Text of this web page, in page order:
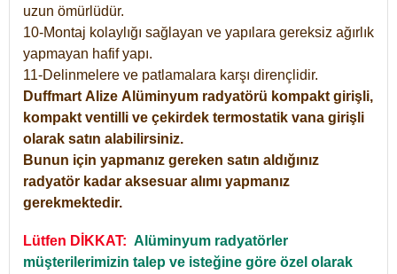
uzun ömürlüdür.
10-Montaj kolaylığı sağlayan ve yapılara gereksiz ağırlık
yapmayan hafif yapı.
11-Delinmelere ve patlamalara karşı dirençlidir.
Duffmart Alize Alüminyum radyatörü kompakt girişli,
kompakt ventilli ve çekirdek termostatik vana girişli
olarak satın alabilirsiniz.
Bunun için yapmanız gereken satın aldığınız
radyatör kadar aksesuar alımı yapmanız
gerekmektedir.
Lütfen DİKKAT: Alüminyum radyatörler
müşterilerimizin talep ve isteğine göre özel olarak